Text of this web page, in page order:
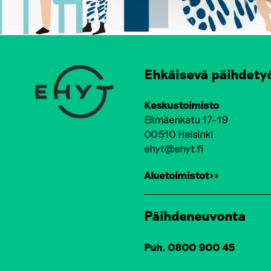
Ehkäisevä
Keskustoimisto
Elimäenkatu 17-19
00510 Helsinki
ehyt@ehyt.fi
Aluetoimistot>>
Päihdeneuvonta
Puh. 0800 900 45